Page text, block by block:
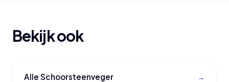
Bekijk ook
Alle Schoorsteenveger